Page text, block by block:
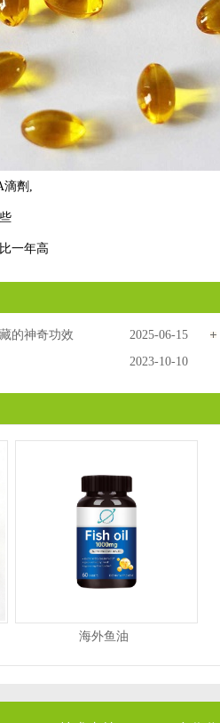
滴劑 ,
一年高
的神奇功效 2025-06-15
2023-10-10
海外鱼油